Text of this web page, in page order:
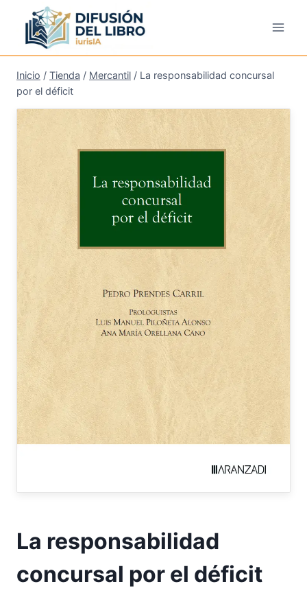
contenido
Inicio / Tienda / Mercantil / La responsabilidad concursal
por el déficit
La responsabilidad
concursal por el déficit